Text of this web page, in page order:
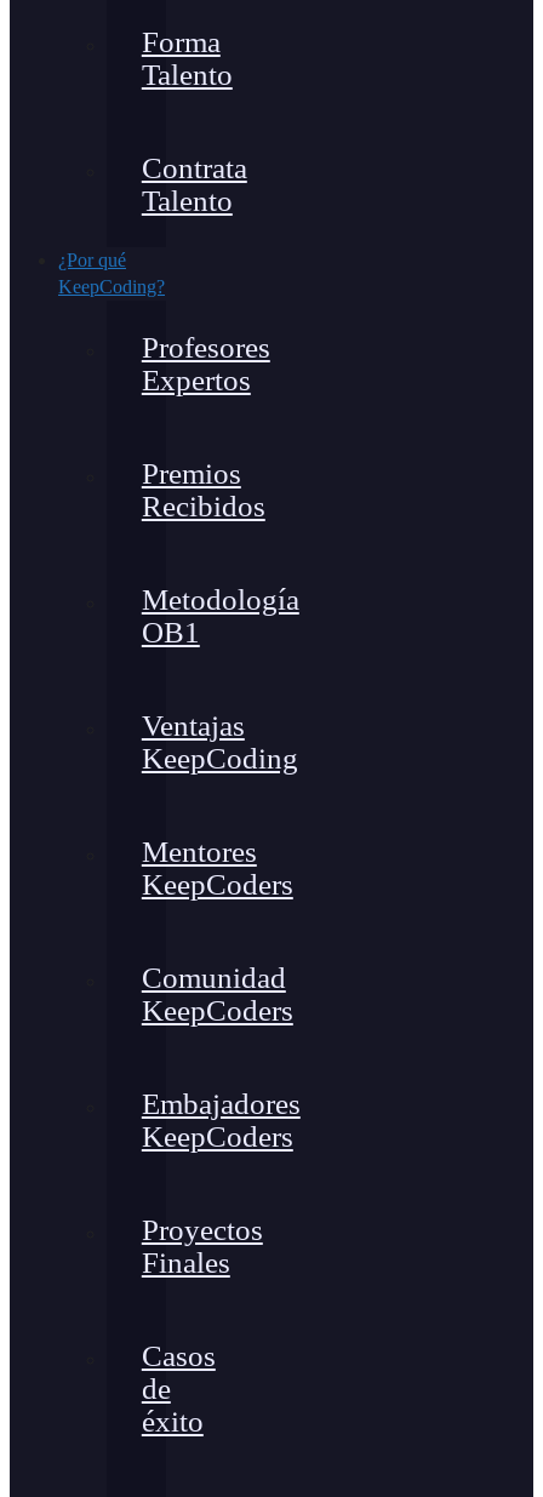
Forma
Talento
Contrata
Talento
¿Por qué
KeepCoding?
Profesores
Expertos
Premios
Recibidos
Metodología
OB1
Ventajas
KeepCoding
Mentores
KeepCoders
Comunidad
KeepCoders
Embajadores
KeepCoders
Proyectos
Finales
Casos
de
éxito